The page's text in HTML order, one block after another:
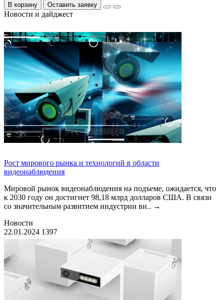
В корзину Оставить заявку
Новости и дайджест
Рост мирового рынка и технологий в области
видеонаблюдения
Мировой рынок видеонаблюдения на подъеме, ожидается, что
к 2030 году он достигнет 98,18 млрд долларов США. В связи
со значительным развитием индустрии ви.. →
Новости
22.01.2024 1397